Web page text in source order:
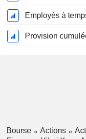
Employés à
Bourse Actions